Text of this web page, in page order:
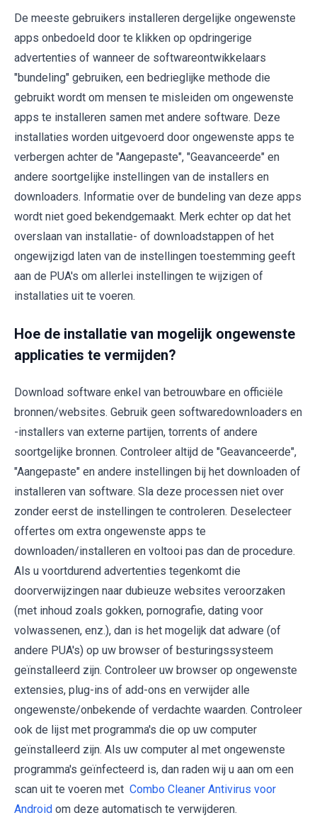
De meeste gebruikers installeren dergelijke ongewenste
apps onbedoeld door te klikken op opdringerige
advertenties of wanneer de softwareontwikkelaars
"bundeling" gebruiken, een bedrieglijke methode die
gebruikt wordt om mensen te misleiden om ongewenste
apps te installeren samen met andere software. Deze
installaties worden uitgevoerd door ongewenste apps te
verbergen achter de "Aangepaste", "Geavanceerde" en
andere soortgelijke instellingen van de installers en
downloaders. Informatie over de bundeling van deze apps
wordt niet goed bekendgemaakt. Merk echter op dat het
overslaan van installatie- of downloadstappen of het
ongewijzigd laten van de instellingen toestemming geeft
aan de PUA's om allerlei instellingen te wijzigen of
installaties uit te voeren.
Hoe de installatie van mogelijk ongewenste
applicaties te vermijden?
Download software enkel van betrouwbare en officiële
bronnen/websites. Gebruik geen softwaredownloaders en
-installers van externe partijen, torrents of andere
soortgelijke bronnen. Controleer altijd de "Geavanceerde",
"Aangepaste" en andere instellingen bij het downloaden of
installeren van software. Sla deze processen niet over
zonder eerst de instellingen te controleren. Deselecteer
offertes om extra ongewenste apps te
downloaden/installeren en voltooi pas dan de procedure.
Als u voortdurend advertenties tegenkomt die
doorverwijzingen naar dubieuze websites veroorzaken
(met inhoud zoals gokken, pornografie, dating voor
volwassenen, enz.), dan is het mogelijk dat adware (of
andere PUA's) op uw browser of besturingssysteem
geïnstalleerd zijn. Controleer uw browser op ongewenste
extensies, plug-ins of add-ons en verwijder alle
ongewenste/onbekende of verdachte waarden. Controleer
ook de lijst met programma's die op uw computer
geïnstalleerd zijn. Als uw computer al met ongewenste
programma's geïnfecteerd is, dan raden wij u aan om een
scan uit te voeren met Combo Cleaner Antivirus voor
Android om deze automatisch te verwijderen.